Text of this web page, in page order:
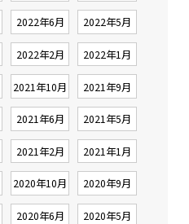
2022年6月 2022年5月
2022年2月 2022年1月
2021年10月 2021年9月
2021年6月 2021年5月
2021年2月 2021年1月
2020年10月 2020年9月
2020年6月 2020年5月